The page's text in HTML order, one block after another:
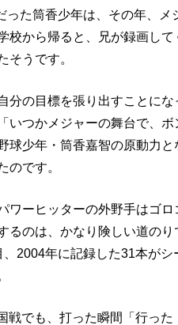
った筒香少年は、その年、
校から帰ると、兄が録画し
そうです。
分の目標を張り出すことにな
いつかメジャーの舞台で、
少年・筒香嘉智の原動力と
のです。
ワーヒッターの外野手はゴ
るのは、かなり険しい道の
2004年に記録した31本が
戦でも、打った瞬間「行った